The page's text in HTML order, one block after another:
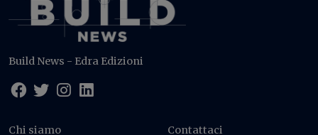
Build News - Edra Edizioni
Chi siamo Contattaci